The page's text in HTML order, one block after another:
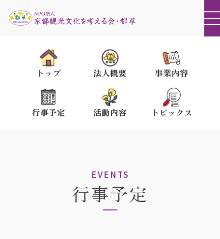
トップ 法人概要 事業内容
行事予定 活動内容 トピックス
EVENTS
行事予定